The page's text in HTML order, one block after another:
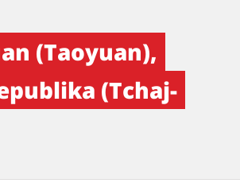
(Taoyuan),
(Tchaj-